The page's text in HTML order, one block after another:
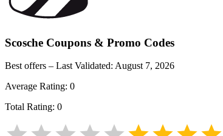
Scosche Coupons & Promo Codes
Best offers – Last Validated: August 7, 2026
Average Rating: 0
Total Rating: 0